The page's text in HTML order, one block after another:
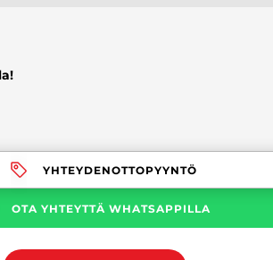
YHTEYDENOTTOPYYNTÖ
OTA YHTEYTTÄ WHATSAPPILLA